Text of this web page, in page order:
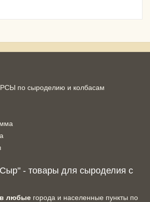
по сыроделию и колбасам
- товары для сыроделия с
в любые города и населенные пункты по